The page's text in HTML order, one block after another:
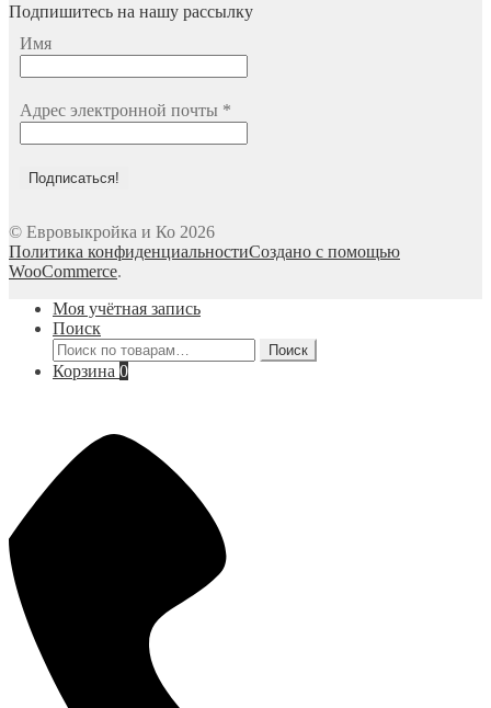
Подпишитесь на нашу рассылку
Имя
Адрес электронной почты *
© Евровыкройка и Ко 2026
Политика конфиденциальностиСоздано с помощью
WooCommerce.
Моя учётная запись
Поиск
Искать:
Поиск
Корзина 0